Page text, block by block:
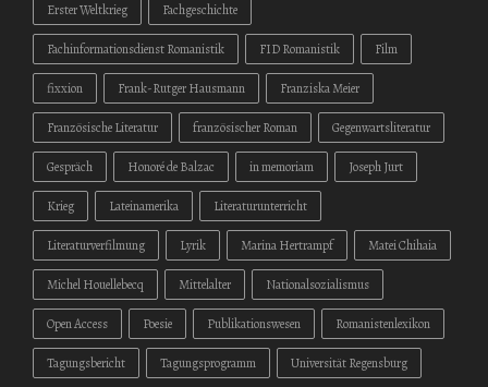
Erster Weltkrieg Fachgeschichte
Fachinformationsdienst Romanistik FID Romanistik Film
fixxion Frank-Rutger Hausmann Franziska Meier
Französische Literatur französischer Roman Gegenwartsliteratur
Gespräch Honoré de Balzac in memoriam Joseph Jurt
Krieg Lateinamerika Literaturunterricht
Literaturverfilmung Lyrik Marina Hertrampf Matei Chihaia
Michel Houellebecq Mittelalter Nationalsozialismus
Open Access Poesie Publikationswesen Romanistenlexikon
Tagungsbericht Tagungsprogramm Universität Regensburg